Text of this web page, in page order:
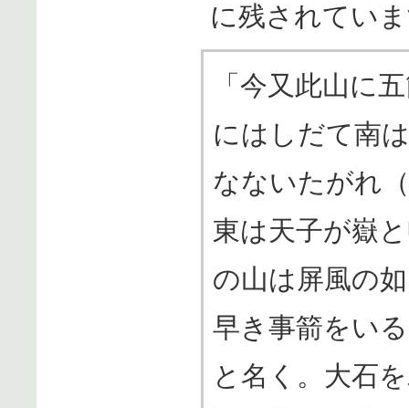
に残されてい
「今又此山に
にはしだて南
なないたがれ
東は天子が嶽
の山は屏風の
早き事箭をい
と名く。大石